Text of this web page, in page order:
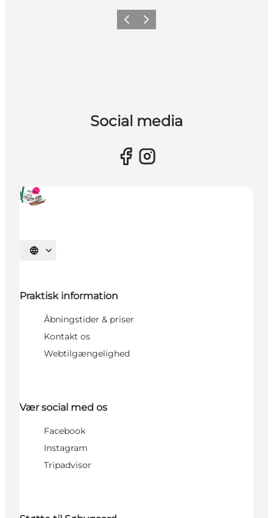
ForrigeNæste
Social media
Vælg sprog
Praktisk information
Åbningstider & priser
Kontakt os
Webtilgængelighed
Vær social med os
Facebook
Instagram
Tripadvisor